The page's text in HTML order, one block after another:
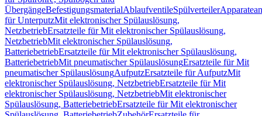
ÜbergängeBefestigungsmaterialAblaufventileSpülverteiler
für UnterputzMit elektronischer Spülauslösung,
NetzbetriebErsatzteile für Mit elektronischer Spülauslösung,
NetzbetriebMit elektronischer Spülauslösung,
BatteriebetriebErsatzteile für Mit elektronischer Spülauslösung,
BatteriebetriebMit pneumatischer SpülauslösungErsatzteile für Mit
pneumatischer SpülauslösungAufputzErsatzteile für AufputzMit
elektronischer Spülauslösung, NetzbetriebErsatzteile für Mit
elektronischer Spülauslösung, NetzbetriebMit elektronischer
Spülauslösung, BatteriebetriebErsatzteile für Mit elektronischer